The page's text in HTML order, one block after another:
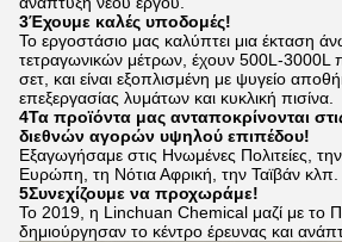
3Έχουμε καλές υποδομές!
Το εργοστάσιο μας καλύπτει μια έκταση
τετραγωνικών μέτρων, έχουν 500L-3000L
σετ, και είναι εξοπλισμένη με ψυγείο
επεξεργασίας λυμάτων και κυκλική πισίνα.
4Τα προϊόντα μας ανταποκρίνονται
διεθνών αγορών υψηλού επιπέδου!
Εξαγωγήσαμε στις Ηνωμένες Πολιτείες,
Ευρώπη, τη Νότια Αφρική, την Ταϊβάν κλπ.
5Συνεχίζουμε να προχωράμε!
Το 2019, η Linchuan Chemical μαζί με το
δημιούργησαν το κέντρο έρευνας και